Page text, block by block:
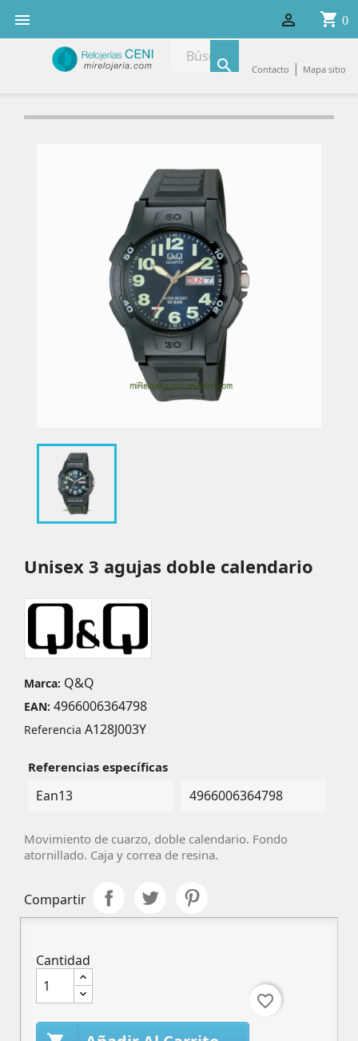
 shopping_cart 0

 Contacto | Mapa sitio
Unisex 3 agujas doble calendario
Marca: Q&Q
EAN: 4966006364798
Referencia A128J003Y
Referencias específicas
Ean13 4966006364798
Movimiento de cuarzo, doble calendario. Fondo
atornillado. Caja y correa de resina.
Compartir
Cantidad
favorite_border